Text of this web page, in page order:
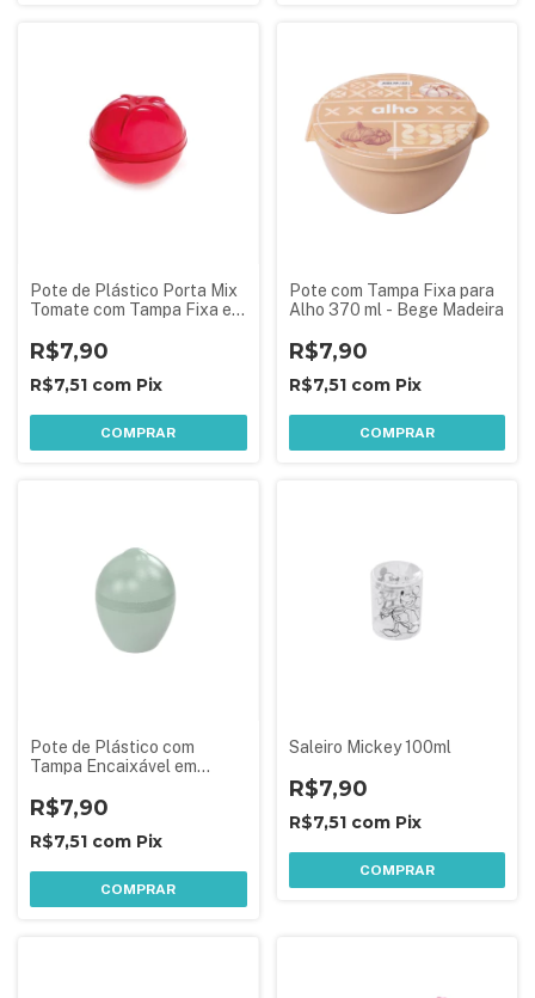
Pote de Plástico Porta Mix
Tomate com Tampa Fixa em
R$7,90
R$7,51 com Pix
COMPRAR
Pote com Tampa Fixa para
Alho 370 ml - Bege Madeira
R$7,90
R$7,51 com Pix
COMPRAR
Pote de Plástico com
Tampa Encaixável em
R$7,90
R$7,51 com Pix
COMPRAR
Saleiro Mickey 100ml
R$7,90
R$7,51 com Pix
COMPRAR